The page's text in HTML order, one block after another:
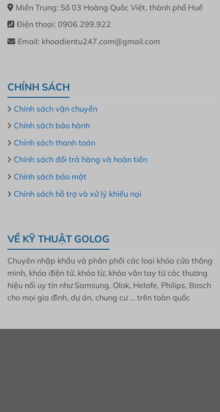
Miền Trung: Số 03 Hoàng Quôc Việt, thành phố Huế
Điện thoại: 0906.299.922
Email: khoadientu247.com@gmail.com
CHÍNH SÁCH
Chính sách vận chuyển
Chính sách bảo hành
Chính sách thanh toán
Chính sách đổi trả hàng và hoàn tiền
Chính sách bảo mật
Chính sách hỗ trợ và xử lý khiếu nại
VỀ KỸ THUẬT GOLOG
Chuyên nhập khẩu và phân phối các loại khóa cửa thông
minh, khóa điện tử, khóa từ, khóa vân tay từ các thương
hiệu nổi uy tín như Samsung, Olok, Helafe, Philips, Bosch
cho mọi gia đình, dự án, chung cư … trên toàn quốc